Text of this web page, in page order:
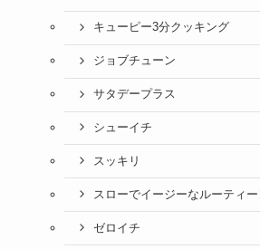
キューピー3分クッキング
ジョブチューン
サタデープラス
シューイチ
スッキリ
スローでイージーなルーティ
ゼロイチ